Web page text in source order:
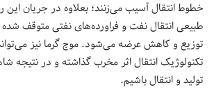
خطوط انتقال آسیب می‌زنند؛ بعلاوه در جریان
طبیعی انتقال نفت و فراورده‌های نفتی متوقف
توزیع و کاهش عرضه می‌شود. موج‌ گرما نیز
تکنولوژیک انتقال اثر مخرب گذاشته و در
تولید و انتقال باشیم.